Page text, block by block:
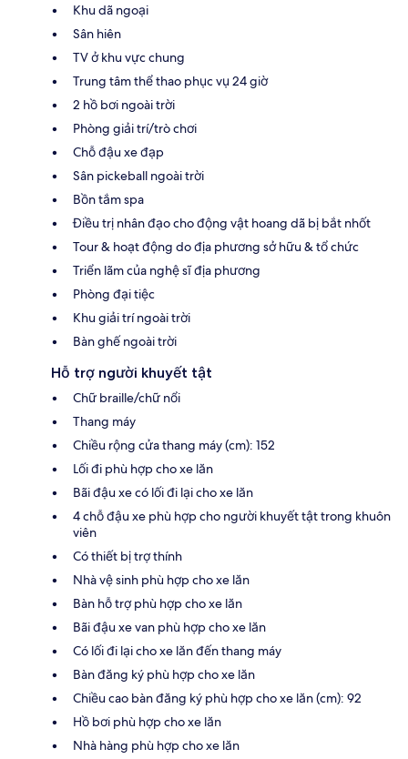
Khu dã ngoại
Sân hiên
TV ở khu vực chung
Trung tâm thể thao phục vụ 24 giờ
2 hồ bơi ngoài trời
Phòng giải trí/trò chơi
Chỗ đậu xe đạp
Sân pickeball ngoài trời
Bồn tắm spa
Điều trị nhân đạo cho động vật hoang dã bị bắt nhốt
Tour & hoạt động do địa phương sở hữu & tổ chức
Triển lãm của nghệ sĩ địa phương
Phòng đại tiệc
Khu giải trí ngoài trời
Bàn ghế ngoài trời
Hỗ trợ người khuyết tật
Chữ braille/chữ nổi
Thang máy
Chiều rộng cửa thang máy (cm): 152
Lối đi phù hợp cho xe lăn
Bãi đậu xe có lối đi lại cho xe lăn
4 chỗ đậu xe phù hợp cho người khuyết tật trong khuôn
viên
Có thiết bị trợ thính
Nhà vệ sinh phù hợp cho xe lăn
Bàn hỗ trợ phù hợp cho xe lăn
Bãi đậu xe van phù hợp cho xe lăn
Có lối đi lại cho xe lăn đến thang máy
Bàn đăng ký phù hợp cho xe lăn
Chiều cao bàn đăng ký phù hợp cho xe lăn (cm): 92
Hồ bơi phù hợp cho xe lăn
Nhà hàng phù hợp cho xe lăn